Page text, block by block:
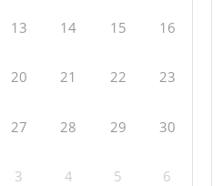
13 14 15 16
20 21 22 23
27 28 29 30
3 4 5 6